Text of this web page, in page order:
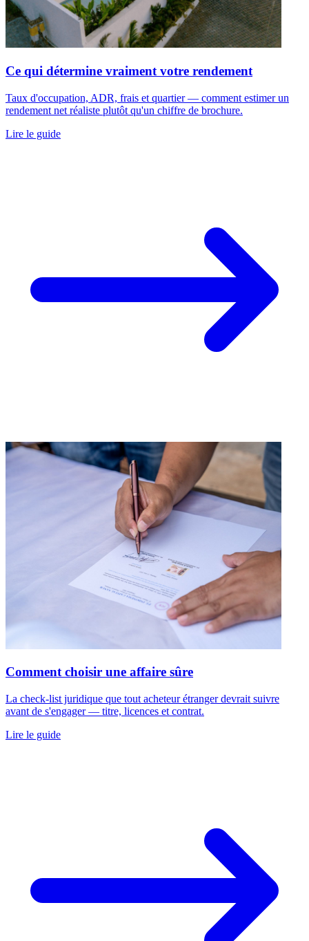
Ce qui détermine vraiment votre rendement
Taux d'occupation, ADR, frais et quartier — comment estimer un
rendement net réaliste plutôt qu'un chiffre de brochure.
Lire le guide
Comment choisir une affaire sûre
La check-list juridique que tout acheteur étranger devrait suivre
avant de s'engager — titre, licences et contrat.
Lire le guide